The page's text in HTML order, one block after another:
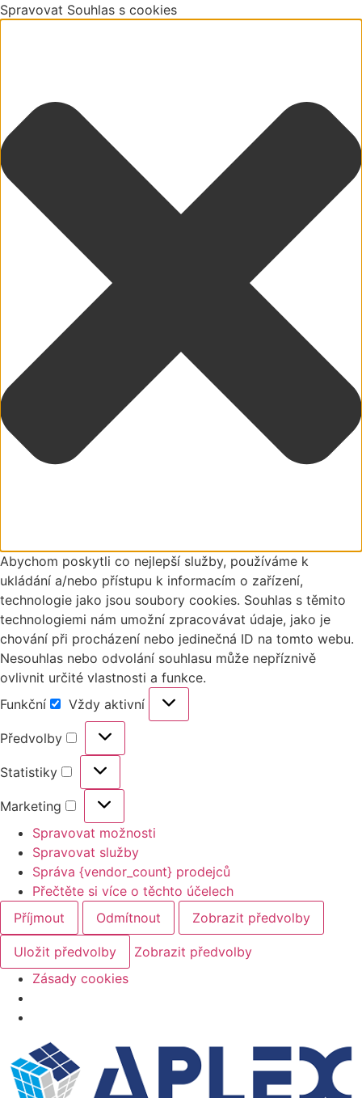
Spravovat Souhlas s cookies
Abychom poskytli co nejlepší služby, používáme k
ukládání a/nebo přístupu k informacím o zařízení,
technologie jako jsou soubory cookies. Souhlas s těmito
technologiemi nám umožní zpracovávat údaje, jako je
chování při procházení nebo jedinečná ID na tomto webu.
Nesouhlas nebo odvolání souhlasu může nepříznivě
ovlivnit určité vlastnosti a funkce.
Funkční
Vždy aktivní
Předvolby
Statistiky
Marketing
Spravovat možnosti
Spravovat služby
Správa {vendor_count} prodejců
Přečtěte si více o těchto účelech
Příjmout
Odmítnout Zobrazit předvolby
Uložit předvolby
Zobrazit předvolby
Zásady cookies